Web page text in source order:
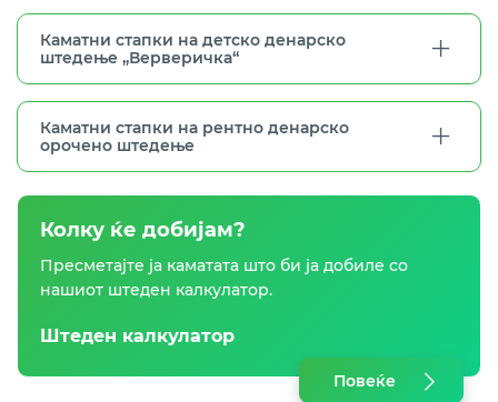
Каматни стапки на детско денарско
штедење „Верверичка“
Каматни стапки на рентно денарско
орочено штедење
Колку ќе добијам?
Пресметајте ја каматата што би ја добиле со
нашиот штеден калкулатор.
Штеден калкулатор
Повеќе